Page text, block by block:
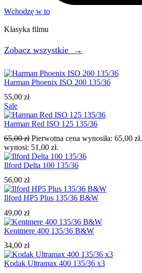
Wchodzę w to
Klasyka filmu
Zobacz wszystkie →
Harman Phoenix ISO 200 135/36
55,00 zł
Sale
Harman Red ISO 125 135/36
65,00zł Pierwotna cena wynosiła: 65,00 zł.
wynosi: 51,00 zł.
Ilford Delta 100 135/36
56,00 zł
Ilford HP5 Plus 135/36 B&W
49,00 zł
Kentmere 400 135/36 B&W
34,00 zł
Kodak Ultramax 400 135/36 x3